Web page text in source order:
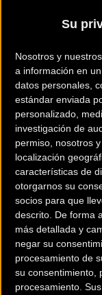
Su
Nosotros y
a información en
datos personales,
estándar enviada
personalizado,
investigación de
permiso, nosotros
localización
características de
otorgarnos su
socios para que
descrito. De forma
más detallada y
negar su
procesamiento de
su consentimiento,
procesamiento.
Con venta on line
Solo tiendas premium